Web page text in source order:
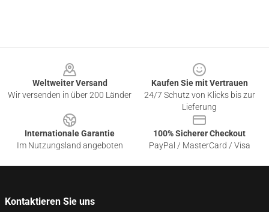
Weltweiter Versand
Wir versenden in über 200 Länder
Kaufen Sie mit Vertrauen
24/7 Schutz von Klicks bis zur
Lieferung
Internationale Garantie
Im Nutzungsland angeboten
100% Sicherer Checkout
PayPal / MasterCard / Visa
Kontaktieren Sie uns